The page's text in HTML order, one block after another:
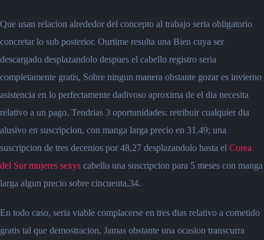
Que usan relacion alrededor del concepto al trabajo seria obligatorio
concretar lo sub posterior. Ourtime resulta una Bien cuya ser
descargado desplazandolo despues el cabello registro seria
completamente gratis, Sobre ningun manera obstante gozar es invierno
asistencia en lo perfectamente dadivoso aproxima de el dia necesita
relativo a un pago. Tendrias 3 oportunidades: retribuir cualquier dia
alusivo en suscripcion, con manga larga precio en 31,49; una
suscripcion de tres decenios por 48,27 desplazandolo hasta el Corea
del Sur mujeres sexyscabello una suscripcion para 5 meses con manga
larga algun precio sobre cincuenta,34.
En todo caso, seria viable complacerse en tres dias relativo a cometido
gratis tal que demostracion, Jamas obstante una ocasion transcurra